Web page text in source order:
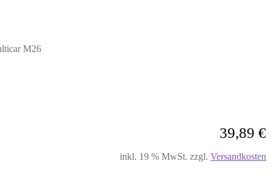
M26
39,89 €
inkl. 19 % MwSt. zzgl. Versandkosten